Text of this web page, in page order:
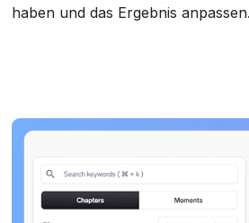
haben und das Ergebnis